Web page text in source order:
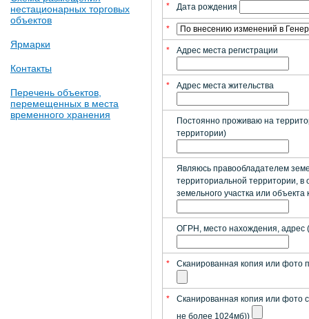
нестационарных торговых
объектов
Ярмарки
Контакты
Перечень объектов,
перемещенных в места
временного хранения
* Дата рождения
*
* Адрес места регистрации
* Адрес места жительства
Постоянно проживаю на
территории)
Являюсь правообладателем
территориальной территории,
земельного участка или объекта
ОГРН, место нахождения, адрес
* Сканированная копия или фото
* Сканированная копия или фото
не более 1024мб))